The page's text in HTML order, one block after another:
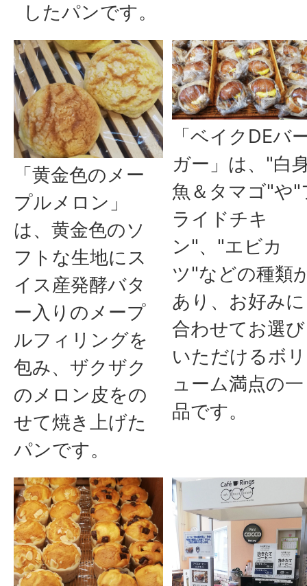
したパンです。
「黄金色のメー
プルメロン」
は、黄金色のソ
フトな生地にス
イス産発酵バタ
ー入りのメープ
ルフィリングを
包み、ザクザク
のメロン皮をの
せて焼き上げた
パンです。
「ベイクDEバ
ガー」は、"白
魚＆タマゴ"や"
ライドチキ
ン"、"エビカ
ツ"などの種類
あり、お好みに
合わせてお選び
いただけるボリ
ューム満点の一
品です。